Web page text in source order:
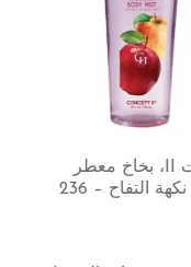
ماكينة حلاقة،سيريس